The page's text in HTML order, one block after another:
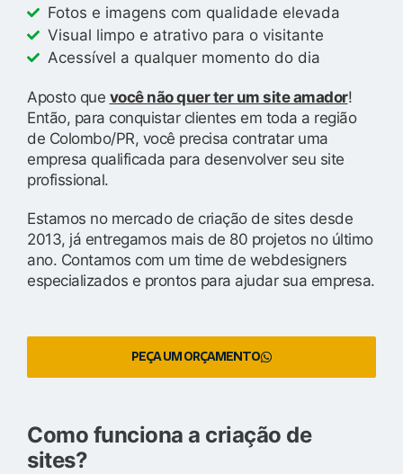
Fotos e imagens com qualidade elevada
Visual limpo e atrativo para o visitante
Acessível a qualquer momento do dia
Aposto que você não quer ter um site amador!
Então, para conquistar clientes em toda a região
de Colombo/PR, você precisa contratar uma
empresa qualificada para desenvolver seu site
profissional.
Estamos no mercado de criação de sites desde
2013, já entregamos mais de 80 projetos no último
ano. Contamos com um time de webdesigners
especializados e prontos para ajudar sua empresa.
PEÇA UM ORÇAMENTO
Como funciona a criação de
sites?